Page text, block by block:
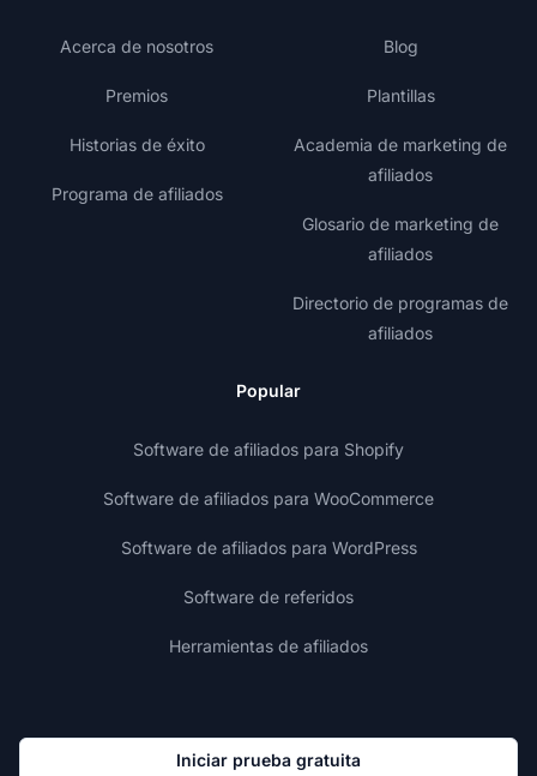
Acerca de nosotros
Premios
Historias de éxito
Programa de afiliados
Blog
Plantillas
Academia de marketing de
afiliados
Glosario de marketing de
afiliados
Directorio de programas de
afiliados
Popular
Software de afiliados para Shopify
Software de afiliados para WooCommerce
Software de afiliados para WordPress
Software de referidos
Herramientas de afiliados
Iniciar prueba gratuita